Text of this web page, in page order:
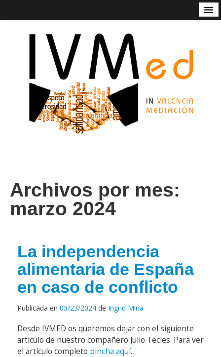
In Valencia Mediación
Listado de mediadoras/res
Nuestros servicios
Socios de honor de Ivmed
Archivos por mes:
marzo 2024
La independencia
alimentaria de España
en caso de conflicto
Publicada en 03/23/2024 de Ingrid Mina
Desde IVMED os queremos dejar con el siguiente
artículo de nuestro compañero Julio Tecles. Para ver
el artículo completo pincha aquí.